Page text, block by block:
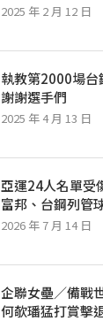
2025 年 2 月 12 日
執教第2000場
謝謝選手們
2025 年 4 月 13 日
亞運24人名單
富邦、台鋼列管
2026 年 7 月 14 日
企聯女壘／備戰
何欹璠猛打賞擊